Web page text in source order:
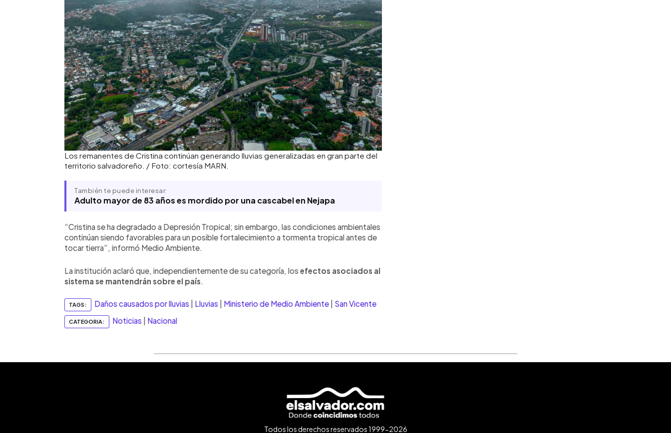
Los remanentes de Cristina continúan generando lluvias generalizadas en gran parte del
territorio salvadoreño. / Foto: cortesía MARN.
También te puede interesar:
Adulto mayor de 83 años es mordido por una cascabel en Nejapa
“Cristina se ha degradado a Depresión Tropical; sin embargo, las condiciones ambientales
continúan siendo favorables para un posible fortalecimiento a tormenta tropical antes de
tocar tierra”, informó Medio Ambiente.
La institución aclaró que, independientemente de su categoría, los efectos asociados al
sistema se mantendrán sobre el país.
TAGS: Daños causados por lluvias Lluvias Ministerio de Medio Ambiente San Vicente
CATEGORIA: Noticias Nacional
Todos los derechos reservados 1999-2026